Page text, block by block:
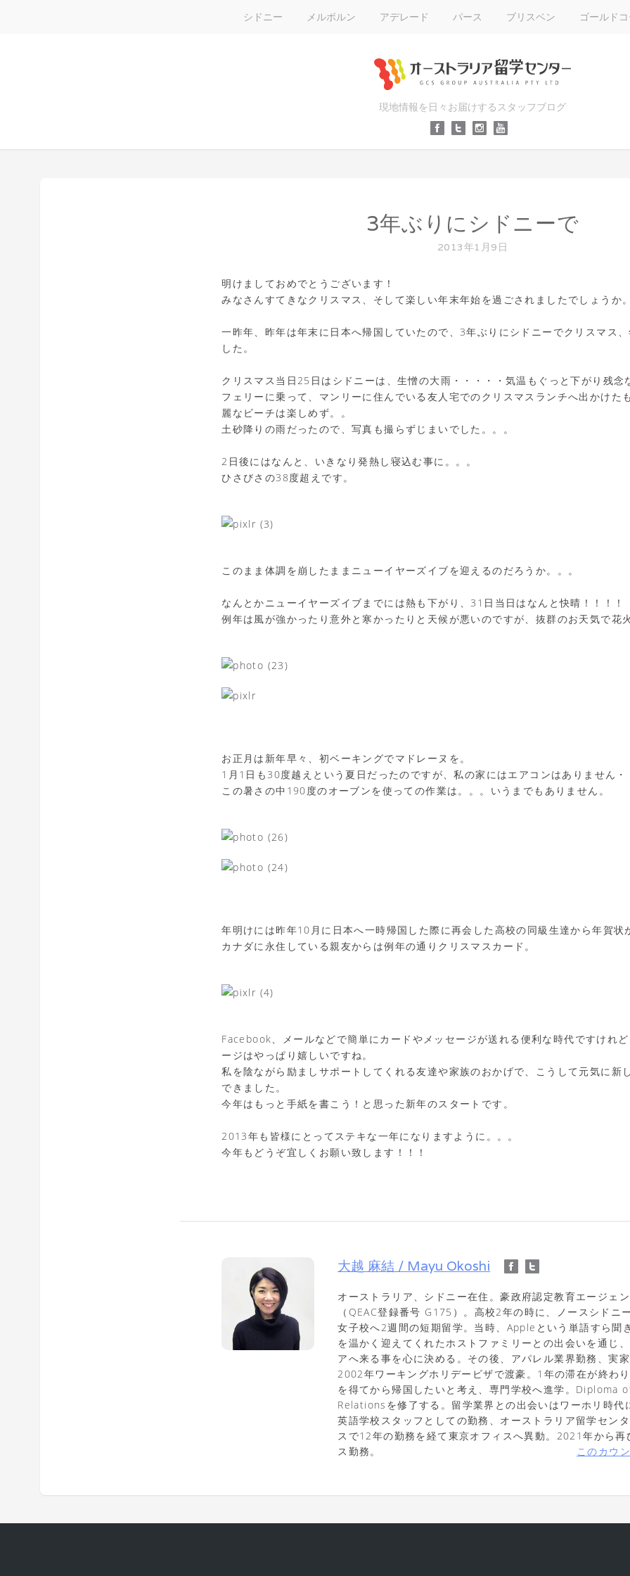
シドニー メルボルン アデレード パース ブリスベン ゴールド
現地情報を日々お届けするスタッフブログ
3年ぶりにシドニーで
2013年1月9日
明けましておめでとうございます！
みなさんすてきなクリスマス、そして楽しい年末年始を過ごされましたでしょうか。
一昨年、昨年は年末に日本へ帰国していたので、3年ぶりにシドニーでクリスマス
した。
クリスマス当日25日はシドニーは、生憎の大雨・・・・・気温もぐっと下がり残念
フェリーに乗って、マンリーに住んでいる友人宅でのクリスマスランチへ出かけた
麗なビーチは楽しめず。。
土砂降りの雨だったので、写真も撮らずじまいでした。。。
2日後にはなんと、いきなり発熱し寝込む事に。。。
ひさびさの38度超えです。
このまま体調を崩したままニューイヤーズイブを迎えるのだろうか。。。
なんとかニューイヤーズイブまでには熱も下がり、31日当日はなんと快晴！！！！
例年は風が強かったり意外と寒かったりと天候が悪いのですが、抜群のお天気で花
お正月は新年早々、初ベーキングでマドレーヌを。
1月1日も30度越えという夏日だったのですが、私の家にはエアコンはありません・
この暑さの中190度のオーブンを使っての作業は。。。いうまでもありません。
年明けには昨年10月に日本へ一時帰国した際に再会した高校の同級生達から年賀状
カナダに永住している親友からは例年の通りクリスマスカード。
Facebook、メールなどで簡単にカードやメッセージが送れる便利な時代ですけれ
ージはやっぱり嬉しいですね。
私を陰ながら励ましサポートしてくれる友達や家族のおかげで、こうして元気に新
できました。
今年はもっと手紙を書こう！と思った新年のスタートです。
2013年も皆様にとってステキな一年になりますように。。。
今年もどうぞ宜しくお願い致します！！！
大越 麻結 / Mayu Okoshi
オーストラリア、シドニー在住。豪政府認定教育エージェ
（QEAC登録番号 G175）。高校2年の時に、ノースシドニ
女子校へ2週間の短期留学。当時、Appleという単語すら聞
を温かく迎えてくれたホストファミリーとの出会いを通じ
アへ来る事を心に決める。その後、アパレル業界勤務、実家
2002年ワーキングホリデービザで渡豪。1年の滞在が終わ
を得てから帰国したいと考え、専門学校へ進学。Diploma
Relationsを修了する。留学業界との出会いはワーホリ時代
英語学校スタッフとしての勤務、オーストラリア留学セン
スで12年の勤務を経て東京オフィスへ異動。2021年から再
ス勤務。
このカウ